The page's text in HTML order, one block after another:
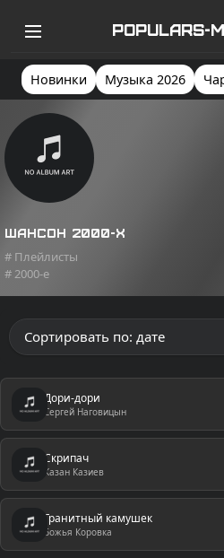
POPULARS-
Новинки Музыка 2026
Шансон 2000-х
# Плейлисты
# 2000-е
Дори-дори
Сергей Наговицын
Скрипач
Казан Казиев
Гранитный камушек
Божья Коровка